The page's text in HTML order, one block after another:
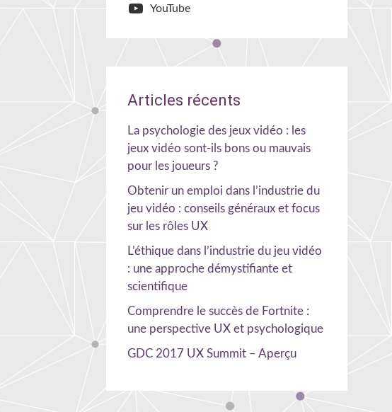
YouTube
Articles récents
La psychologie des jeux vidéo : les
jeux vidéo sont-ils bons ou mauvais
pour les joueurs ?
Obtenir un emploi dans l’industrie du
jeu vidéo : conseils généraux et focus
sur les rôles UX
L’éthique dans l’industrie du jeu vidéo
: une approche démystifiante et
scientifique
Comprendre le succès de Fortnite :
une perspective UX et psychologique
GDC 2017 UX Summit – Aperçu